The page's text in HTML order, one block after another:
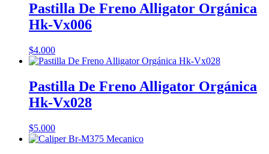
Pastilla De Freno Alligator Orgánica
Hk-Vx006
$4.000
Pastilla De Freno Alligator Orgánica
Hk-Vx028
$5.000